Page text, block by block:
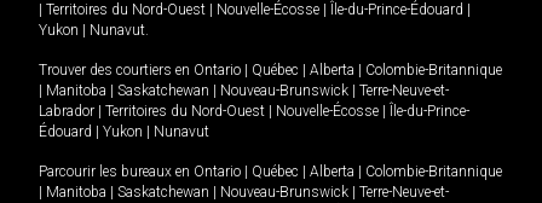
Territoires du Nord-Ouest Nouvelle-Écosse Île-du-Prince-Édouard
Yukon
Nunavut.
Trouver des courtiers en Ontario Québec Alberta
Colombie-Britannique
Manitoba Saskatchewan Nouveau-Brunswick
Terre-Neuve-et-
Labrador
Territoires du Nord-Ouest Nouvelle-Écosse
Île-du-Prince-
Édouard
Yukon Nunavut
Parcourir les bureaux en Ontario Québec Alberta
Colombie-Britannique
Manitoba Saskatchewan Nouveau-Brunswick
Terre-Neuve-et-